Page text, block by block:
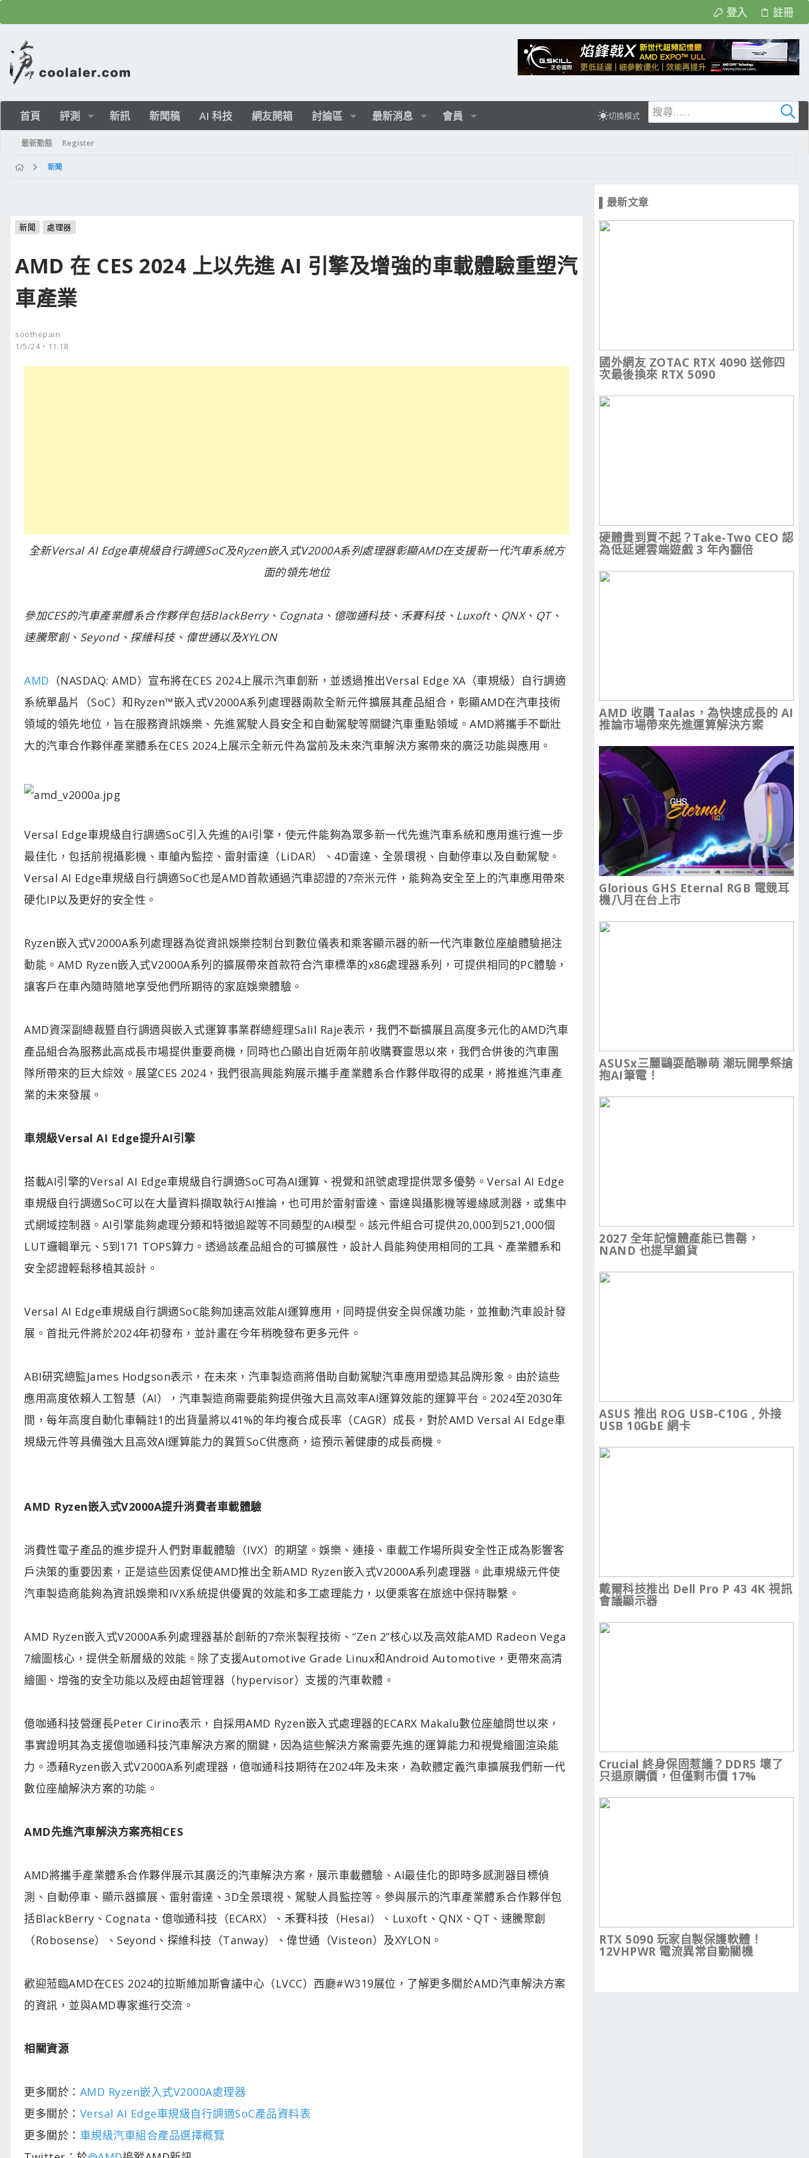
登入 註冊
首頁 評測 新訊 新聞稿 AI 科技 網友開箱 討論區 最新消息 會員 切換模式
最新動態 Register
新聞
新聞 處理器
AMD 在 CES 2024 上以先進 AI 引擎及增強的車載體驗重塑汽
車產業
soothepain
1/5/24，11:18
全新Versal AI Edge車規級自行調適SoC及Ryzen嵌入式V2000A系列處理器彰顯AMD在支援新一代汽車系統方
面的領先地位
參加CES的汽車產業體系合作夥伴包括BlackBerry、Cognata、億咖通科技、禾賽科技、Luxoft、QNX、QT、
速騰聚創、Seyond、探維科技、偉世通以及XYLON
AMD （NASDAQ: AMD）宣布將在CES 2024上展示汽車創新，並透過推出Versal Edge XA（車規級）自行調適
系統單晶片（SoC）和Ryzen™嵌入式V2000A系列處理器兩款全新元件擴展其產品組合，彰顯AMD在汽車技術
領域的領先地位，旨在服務資訊娛樂、先進駕駛人員安全和自動駕駛等關鍵汽車重點領域。AMD將攜手不斷壯
大的汽車合作夥伴產業體系在CES 2024上展示全新元件為當前及未來汽車解決方案帶來的廣泛功能與應用。
Versal Edge車規級自行調適SoC引入先進的AI引擎，使元件能夠為眾多新一代先進汽車系統和應用進行進一步
最佳化，包括前視攝影機、車艙內監控、雷射雷達（LiDAR）、4D雷達、全景環視、自動停車以及自動駕駛。
Versal AI Edge車規級自行調適SoC也是AMD首款通過汽車認證的7奈米元件，能夠為安全至上的汽車應用帶來
硬化IP以及更好的安全性。
Ryzen嵌入式V2000A系列處理器為從資訊娛樂控制台到數位儀表和乘客顯示器的新一代汽車數位座艙體驗挹注
動能。AMD Ryzen嵌入式V2000A系列的擴展帶來首款符合汽車標準的x86處理器系列，可提供相同的PC體驗，
讓客戶在車內隨時隨地享受他們所期待的家庭娛樂體驗。
AMD資深副總裁暨自行調適與嵌入式運算事業群總經理Salil Raje表示，我們不斷擴展且高度多元化的AMD汽車
產品組合為服務此高成長市場提供重要商機，同時也凸顯出自近兩年前收購賽靈思以來，我們合併後的汽車團
隊所帶來的巨大綜效。展望CES 2024，我們很高興能夠展示攜手產業體系合作夥伴取得的成果，將推進汽車產
業的未來發展。
車規級Versal AI Edge提升AI引擎
搭載AI引擎的Versal AI Edge車規級自行調適SoC可為AI運算、視覺和訊號處理提供眾多優勢。Versal AI Edge
車規級自行調適SoC可以在大量資料擷取執行AI推論，也可用於雷射雷達、雷達與攝影機等邊緣感測器，或集中
式網域控制器。AI引擎能夠處理分類和特徵追蹤等不同類型的AI模型。該元件組合可提供20,000到521,000個
LUT邏輯單元、5到171 TOPS算力。透過該產品組合的可擴展性，設計人員能夠使用相同的工具、產業體系和
安全認證輕鬆移植其設計。
Versal AI Edge車規級自行調適SoC能夠加速高效能AI運算應用，同時提供安全與保護功能，並推動汽車設計發
展。首批元件將於2024年初發布，並計畫在今年稍晚發布更多元件。
ABI研究總監James Hodgson表示，在未來，汽車製造商將借助自動駕駛汽車應用塑造其品牌形象。由於這些
應用高度依賴人工智慧（AI），汽車製造商需要能夠提供強大且高效率AI運算效能的運算平台。2024至2030年
間，每年高度自動化車輛註1的出貨量將以41%的年均複合成長率（CAGR）成長，對於AMD Versal AI Edge車
規級元件等具備強大且高效AI運算能力的異質SoC供應商，這預示著健康的成長商機。
AMD Ryzen嵌入式V2000A提升消費者車載體驗
消費性電子產品的進步提升人們對車載體驗（IVX）的期望。娛樂、連接、車載工作場所與安全性正成為影響客
戶決策的重要因素，正是這些因素促使AMD推出全新AMD Ryzen嵌入式V2000A系列處理器。此車規級元件使
汽車製造商能夠為資訊娛樂和IVX系統提供優異的效能和多工處理能力，以便乘客在旅途中保持聯繫。
AMD Ryzen嵌入式V2000A系列處理器基於創新的7奈米製程技術、“Zen 2”核心以及高效能AMD Radeon Vega
7繪圖核心，提供全新層級的效能。除了支援Automotive Grade Linux和Android Automotive，更帶來高清
繪圖、增強的安全功能以及經由超管理器（hypervisor）支援的汽車軟體。
億咖通科技營運長Peter Cirino表示，自採用AMD Ryzen嵌入式處理器的ECARX Makalu數位座艙問世以來，
事實證明其為支援億咖通科技汽車解決方案的關鍵，因為這些解決方案需要先進的運算能力和視覺繪圖渲染能
力。憑藉Ryzen嵌入式V2000A系列處理器，億咖通科技期待在2024年及未來，為軟體定義汽車擴展我們新一代
數位座艙解決方案的功能。
AMD先進汽車解決方案亮相CES
AMD將攜手產業體系合作夥伴展示其廣泛的汽車解決方案，展示車載體驗、AI最佳化的即時多感測器目標偵
測、自動停車、顯示器擴展、雷射雷達、3D全景環視、駕駛人員監控等。參與展示的汽車產業體系合作夥伴包
括BlackBerry、Cognata、億咖通科技（ECARX）、禾賽科技（Hesai）、Luxoft、QNX、QT、速騰聚創
（Robosense）、Seyond、探維科技（Tanway）、偉世通（Visteon）及XYLON。
歡迎蒞臨AMD在CES 2024的拉斯維加斯會議中心（LVCC）西廳#W319展位，了解更多關於AMD汽車解決方案
的資訊，並與AMD專家進行交流。
相關資源
更多關於： AMD Ryzen嵌入式V2000A處理器
更多關於： Versal AI Edge車規級自行調適SoC產品資料表
更多關於： 車規級汽車組合產品選擇概覽
▌最新文章
國外網友 ZOTAC RTX 4090 送修四
次最後換來 RTX 5090
硬體貴到買不起？Take-Two CEO 認
為低延遲雲端遊戲 3 年內翻倍
AMD 收購 Taalas，為快速成長的 AI
推論市場帶來先進運算解決方案
Glorious GHS Eternal RGB 電競耳
機八月在台上市
ASUSx三麗鷗耍酷聯萌 潮玩開學祭搶
抱AI筆電！
2027 全年記憶體產能已售罄，
NAND 也提早鎖貨
ASUS 推出 ROG USB-C10G , 外接
USB 10GbE 網卡
戴爾科技推出 Dell Pro P 43 4K 視訊
會議顯示器
Crucial 終身保固惹議？DDR5 壞了
只退原購價，但僅剩市價 17%
RTX 5090 玩家自製保護軟體！
12VHPWR 電流異常自動關機